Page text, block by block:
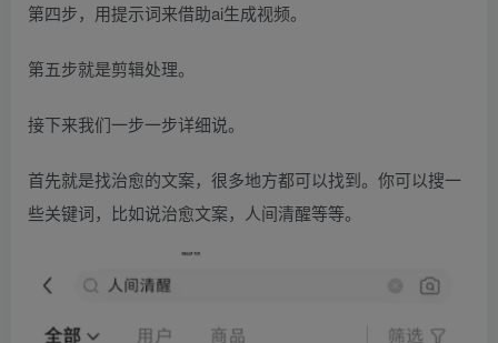
第四步，用提示词来借助ai生成视频。
第五步就是剪辑处理。
接下来我们一步一步详细说。
首先就是找治愈的文案，很多地方都可以找到。你可以搜一
些关键词，比如说治愈文案，人间清醒等等。